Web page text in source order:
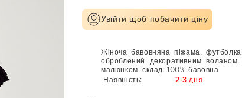
Увійти щоб побачити ціну
Жіноча бавовняна піжама,
оброблений декоративним
малюнком. склад: 100% бавовна
Наявність:
2-3 дня